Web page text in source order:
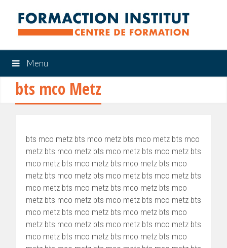
Menu
bts mco Metz
bts mco metz bts mco metz bts mco metz bts mco
metz bts mco metz bts mco metz bts mco metz bts
mco metz bts mco metz bts mco metz bts mco
metz bts mco metz bts mco metz bts mco metz bts
mco metz bts mco metz bts mco metz bts mco
metz bts mco metz bts mco metz bts mco metz bts
mco metz bts mco metz bts mco metz bts mco
metz bts mco metz bts mco metz bts mco metz bts
mco metz bts mco metz bts mco metz bts mco